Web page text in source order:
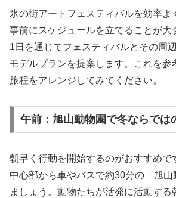
氷の街アートフェスティバルを効率よ
事前にスケジュールを立てることが大
1日を通じてフェスティバルとその周
モデルプランを提案します。これを参
旅程をアレンジしてみてください。
午前：旭山動物園で冬ならでは
朝早く行動を開始するのがおすすめで
中心部から車やバスで約30分の「旭
ましょう。動物たちが活発に活動する